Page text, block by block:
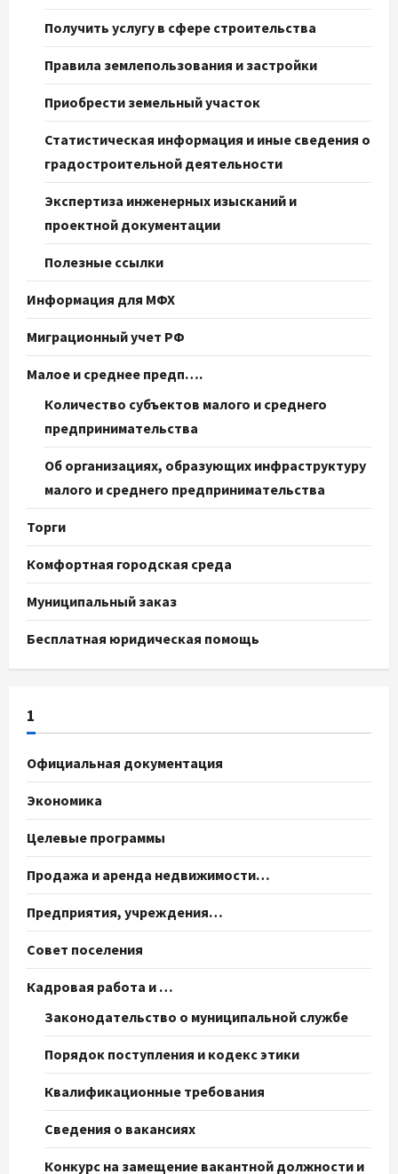
Получить услугу в сфере строительства
Правила землепользования и застройки
Приобрести земельный участок
Статистическая информация и иные сведения о
градостроительной деятельности
Экспертиза инженерных изысканий и
проектной документации
Полезные ссылки
Информация для МФХ
Миграционный учет РФ
Малое и среднее предп….
Количество субъектов малого и среднего
предпринимательства
Об организациях, образующих инфраструктуру
малого и среднего предпринимательства
Торги
Комфортная городская среда
Муниципальный заказ
Бесплатная юридическая помощь
1
Официальная документация
Экономика
Целевые программы
Продажа и аренда недвижимости…
Предприятия, учреждения…
Совет поселения
Кадровая работа и …
Законодательство о муниципальной службе
Порядок поступления и кодекс этики
Квалификационные требования
Сведения о вакансиях
Конкурс на замещение вакантной должности и